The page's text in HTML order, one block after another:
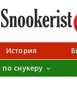
История
снукеру